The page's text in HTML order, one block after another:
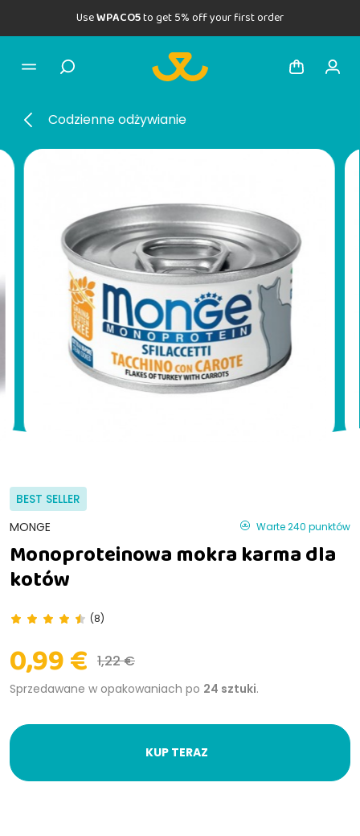
UseWPACO5to get 5% off your first order
Codzienne odżywianie
BEST SELLER
MONGE
Warte 240 punktów
Monoproteinowa mokra karma dla
kotów
(8)
0,99 € 1,22 €
Sprzedawane w opakowaniach po 24 sztuki.
KUP TERAZ